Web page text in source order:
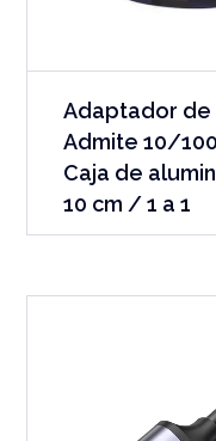
Adaptador de
Admite 10/
Caja de
10 cm / 1 a 1